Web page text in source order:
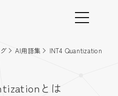
AI用語集 INT4 Quantization
とは